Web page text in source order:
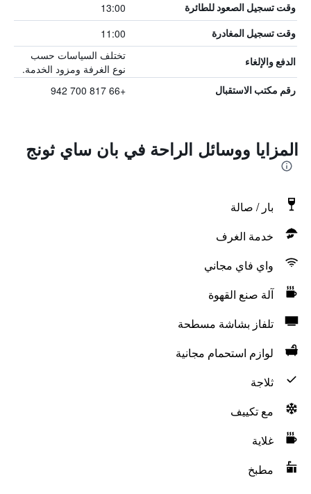
وقت تسجيل الصعود للطائرة 13:00
وقت تسجيل المغادرة 11:00
الدفع والإلغاء
تختلف السياسات حسب
نوع الغرفة ومزود الخدمة.
رقم مكتب الاستقبال +66 817 700 942
المزايا ووسائل الراحة في بان ساي ثونج
بار / صالة
خدمة الغرف
واي فاي مجاني
آلة صنع القهوة
تلفاز بشاشة مسطحة
لوازم استحمام مجانية
ثلاجة
مع تكييف
غلاية
مطبخ